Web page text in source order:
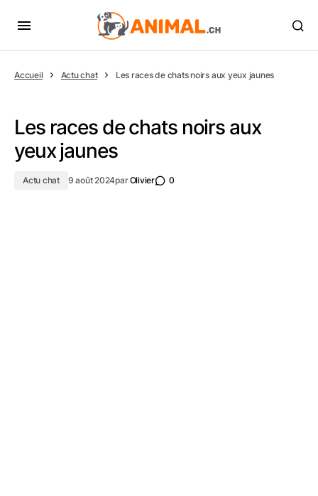
Accueil Actu chat Les races de chats noirs aux yeux jaunes
Les races de chats noirs aux
yeux jaunes
Actu chat 9 août 2024parOlivier 0